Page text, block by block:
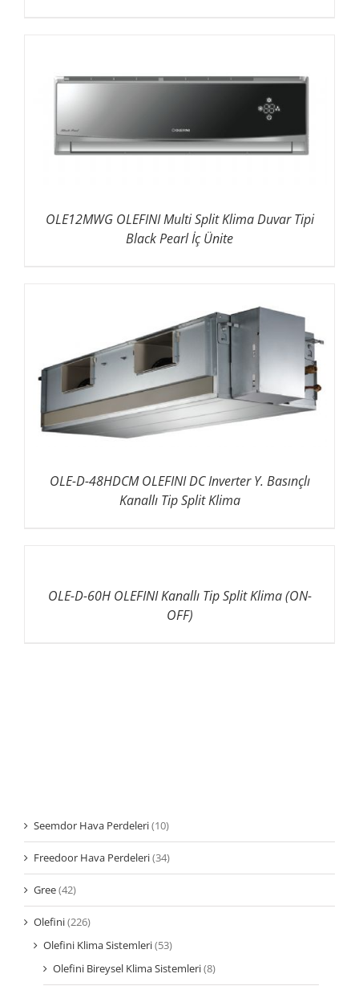
OLE12MWG OLEFINI Multi Split Klima Duvar Tipi
Black Pearl İç Ünite
OLE-D-48HDCM OLEFINI DC Inverter Y. Basınçlı
Kanallı Tip Split Klima
OLE-D-60H OLEFINI Kanallı Tip Split Klima (ON-
OFF)
Seemdor Hava Perdeleri(10)
Freedoor Hava Perdeleri(34)
Gree(42)
Olefini(226)
Olefini Klima Sistemleri(53)
Olefini Bireysel Klima Sistemleri(8)